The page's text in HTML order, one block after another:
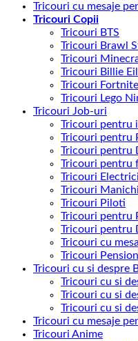
Tricouri cu mesaje
Tricouri Copii
Tricouri BTS
Tricouri Brawl
Tricouri
Tricouri Billie
Tricouri Fortnite
Tricouri Lego
Tricouri Job-uri
Tricouri pentru
Tricouri pentru
Tricouri pentru
Tricouri pentru
Tricouri
Tricouri
Tricouri Piloti
Tricouri pentru
Tricouri pentru
Tricouri cu
Tricouri
Tricouri cu si despre
Tricouri cu si
Tricouri cu si
Tricouri cu si
Tricouri cu mesaje
Tricouri Anime